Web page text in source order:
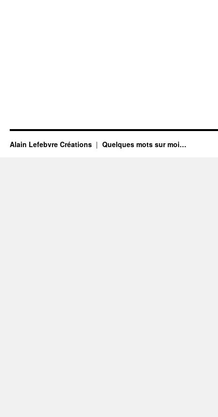
Alain Lefebvre Créations Quelques mots sur moi…